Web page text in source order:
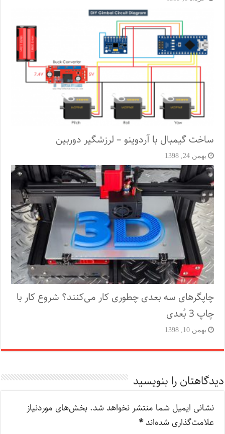
ساخت گیمبال با آردوینو – لرزشگیر دوربین
بهمن 24, 1398
چاپگرهای سه بعدی چطوری کار می‌کنند؟ شروع کار با
چاپ 3 بُعدی
بهمن 10, 1398
دیدگاهتان را بنویسید
نشانی ایمیل شما منتشر نخواهد شد. بخش‌های موردنیاز
علامت‌گذاری شده‌اند*